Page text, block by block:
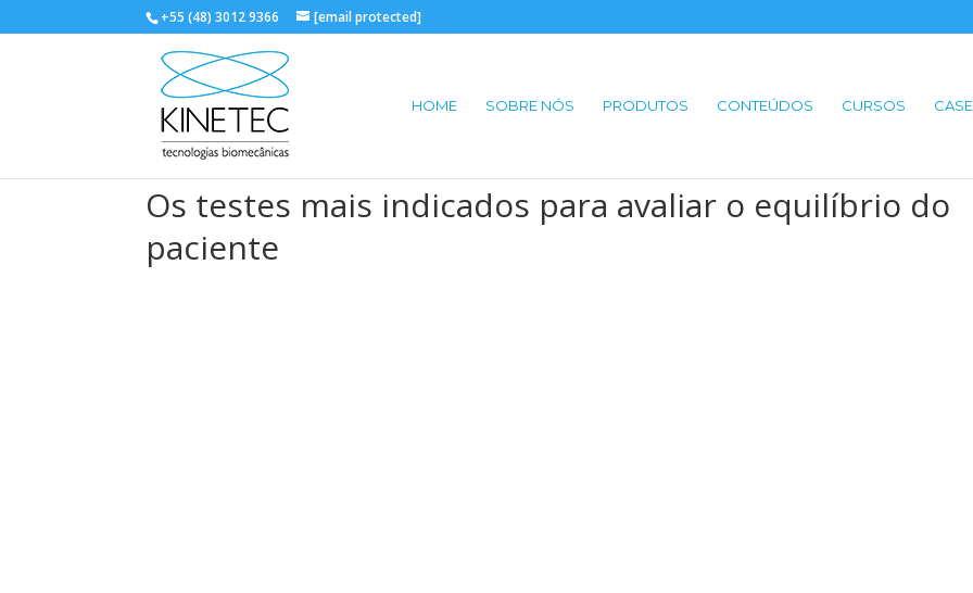
+55 (48) 3012 9366 [email protected]
HOME SOBRE NÓS PRODUTOS CONTEÚDOS CURSOS
Os testes mais indicados para avaliar o equilíbrio do
paciente